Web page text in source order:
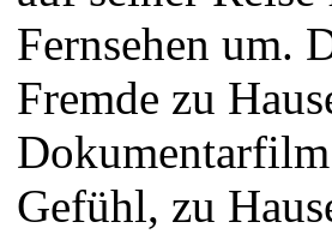
Fernsehen um.
Fremde zu
Gefühl, zu